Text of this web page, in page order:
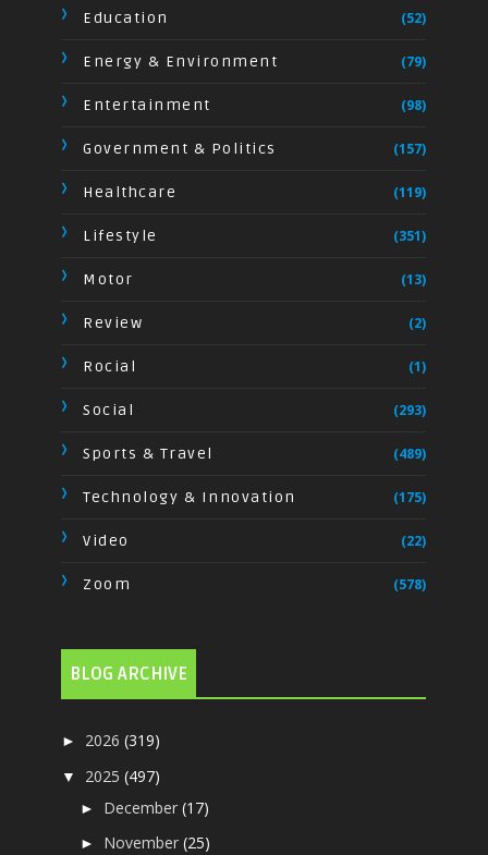
Education (52)
Energy & Environment (79)
Entertainment (98)
Government & Politics (157)
Healthcare (119)
Lifestyle (351)
Motor (13)
Review (2)
Rocial (1)
Social (293)
Sports & Travel (489)
Technology & Innovation (175)
Video (22)
Zoom (578)
BLOG ARCHIVE
► 2026(319)
▼ 2025(497)
► December(17)
► November(25)